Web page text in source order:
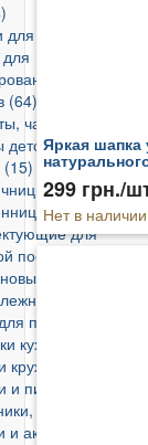
посуды (48)
гарниров,
(64)
чафиндиши (1)
столовой
(15)
(27)
для
посуды (16)
кухонные
(12)
посуды (4)
кухонные (12)
(67)
и пиалы (62)
заварочные
и аксессуары
Яркая шапка
сублимация
299 грн./
Нет в наличии